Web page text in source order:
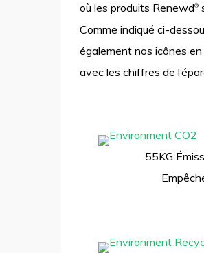
où les produits Renewd®
Comme indiqué ci-
également nos icônes
avec les chiffres de
55KG